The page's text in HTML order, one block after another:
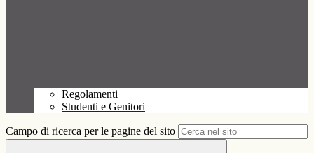
Regolamenti
Studenti e Genitori
Campo di ricerca per le pagine del sito